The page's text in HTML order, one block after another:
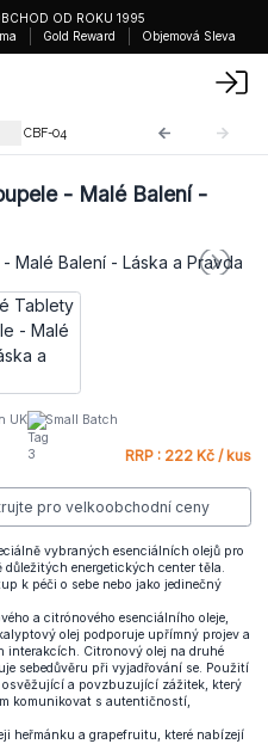
OD ROKU 1995
Gold Reward Objemová Sleva
CBF-04
- Malé Balení -
UK Small Batch
RRP : 222 Kč / kus
pro velkoobchodní ceny
vybraných esenciálních olejů pro
energetických center těla.
k péči o sebe nebo jako jedinečný
a citrónového esenciálního oleje,
olej podporuje upřímný projev a
interakcích. Citronový olej na druhé
sebedůvěru při vyjadřování se. Použití
a povzbuzující zážitek, který
komunikovat s autentičností,
heřmánku a grapefruitu, které nabízejí